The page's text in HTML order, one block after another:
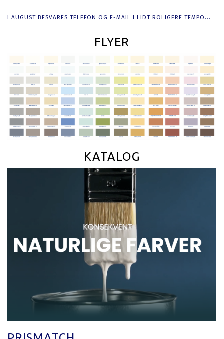
I AUGUST BESVARES TELEFON OG E-MAIL I LIDT ROLIGERE TEMPO...
FLYER
KATALOG